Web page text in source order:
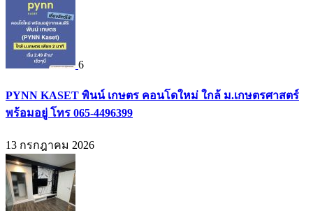
6
PYNN KASET พินน์ เกษตร คอนโดใหม่ ใกล้ ม.เกษตรศาสตร์
พร้อมอยู่ โทร 065-4496399
13 กรกฎาคม 2026